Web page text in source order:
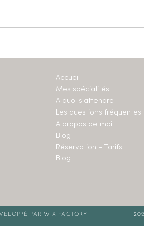
Accueil
Mes spécialités
A quoi s'attendre
Les questions fréquentes
A propos de moi
Blog
Réservation - Tarifs
Blog
PAR WIX FACTORY